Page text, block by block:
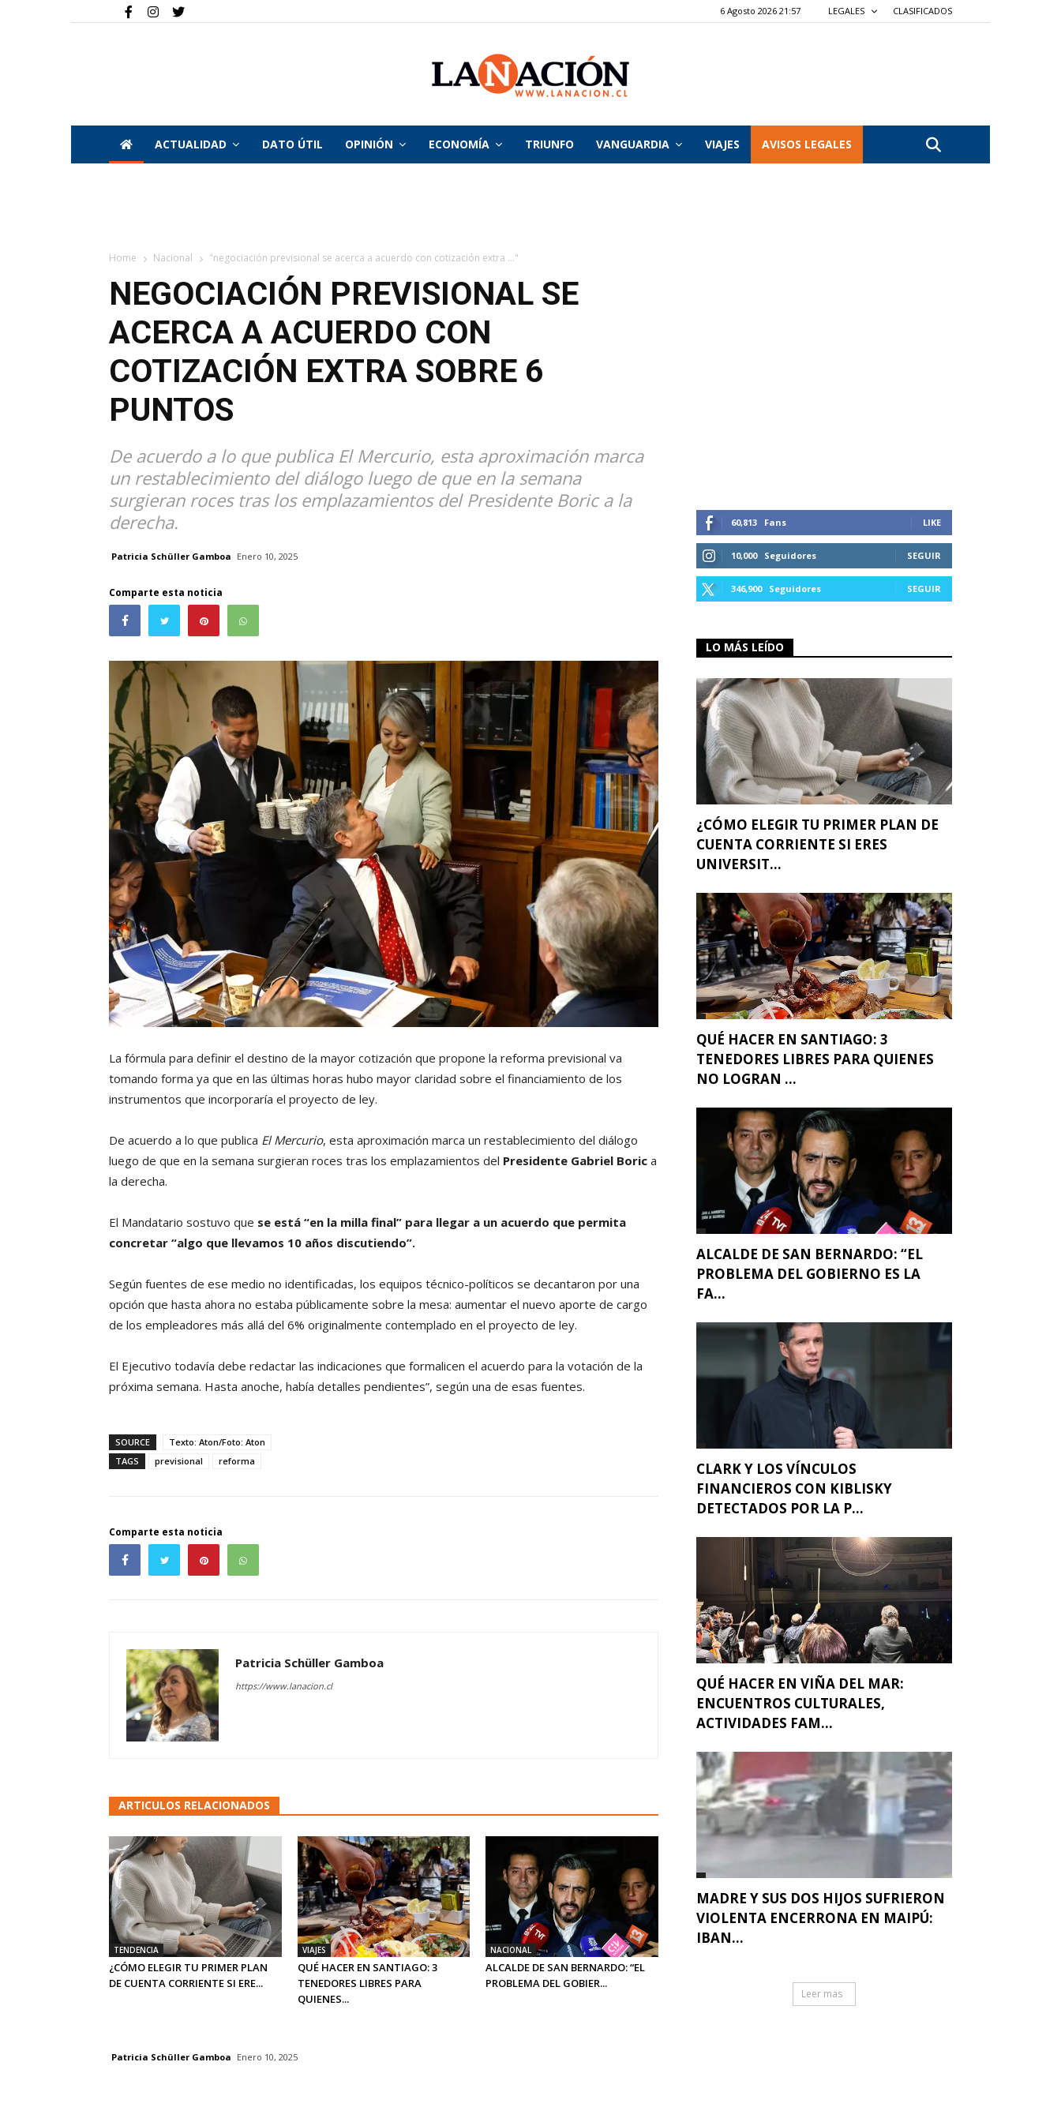
6 Agosto 2026 21:57 LEGALES CLASIFICADOS
La
ACTUALIDAD DATO ÚTIL OPINIÓN ECONOMÍA TRIUNFO VANGUARDIA VIAJES AVISOS LEGALES
Home Nacional "negociación previsional se acerca a acuerdo con cotización extra ..."
NEGOCIACIÓN PREVISIONAL SE
ACERCA A ACUERDO CON
COTIZACIÓN EXTRA SOBRE 6
PUNTOS
De acuerdo a lo que publica El Mercurio, esta aproximación marca
un restablecimiento del diálogo luego de que en la semana
surgieran roces tras los emplazamientos del Presidente Boric a la
derecha.
Patricia Schüller Gamboa Enero 10, 2025
Comparte esta noticia
La fórmula para definir el destino de la mayor cotización que propone la reforma previsional va
tomando forma ya que en las últimas horas hubo mayor claridad sobre el financiamiento de los
instrumentos que incorporaría el proyecto de ley.
De acuerdo a lo que publica El Mercurio, esta aproximación marca un restablecimiento del diálogo
luego de que en la semana surgieran roces tras los emplazamientos del Presidente Gabriel Boric a
la derecha.
El Mandatario sostuvo que se está “en la milla final” para llegar a un acuerdo que permita
concretar “algo que llevamos 10 años discutiendo”.
Según fuentes de ese medio no identificadas, los equipos técnico-políticos se decantaron por una
opción que hasta ahora no estaba públicamente sobre la mesa: aumentar el nuevo aporte de cargo
de los empleadores más allá del 6% originalmente contemplado en el proyecto de ley.
El Ejecutivo todavía debe redactar las indicaciones que formalicen el acuerdo para la votación de la
próxima semana. Hasta anoche, había detalles pendientes”, según una de esas fuentes.
SOURCE
Texto: Aton/Foto: Aton
TAGS
previsional reforma
Comparte esta noticia
Patricia Schüller Gamboa
https://www.lanacion.cl
ARTICULOS RELACIONADOS
TENDENCIA
¿CÓMO ELEGIR TU PRIMER PLAN
DE CUENTA CORRIENTE SI ERE...
VIAJES
QUÉ HACER EN SANTIAGO: 3
TENEDORES LIBRES PARA
QUIENES...
NACIONAL
ALCALDE DE SAN BERNARDO: “EL
PROBLEMA DEL GOBIER...
60,813 Fans LIKE
10,000 Seguidores SEGUIR
346,900 Seguidores SEGUIR
LO MÁS LEÍDO
¿CÓMO ELEGIR TU PRIMER PLAN DE
CUENTA CORRIENTE SI ERES
UNIVERSIT...
QUÉ HACER EN SANTIAGO: 3
TENEDORES LIBRES PARA QUIENES
NO LOGRAN ...
ALCALDE DE SAN BERNARDO: “EL
PROBLEMA DEL GOBIERNO ES LA
FA...
CLARK Y LOS VÍNCULOS
FINANCIEROS CON KIBLISKY
DETECTADOS POR LA P...
QUÉ HACER EN VIÑA DEL MAR:
ENCUENTROS CULTURALES,
ACTIVIDADES FAM...
MADRE Y SUS DOS HIJOS SUFRIERON
VIOLENTA ENCERRONA EN MAIPÚ:
IBAN...
Leer mas
Patricia Schüller Gamboa Enero 10, 2025